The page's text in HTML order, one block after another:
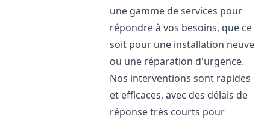
une gamme de services pour
répondre à vos besoins, que ce
soit pour une installation neuve
ou une réparation d'urgence.
Nos interventions sont rapides
et efficaces, avec des délais de
réponse très courts pour